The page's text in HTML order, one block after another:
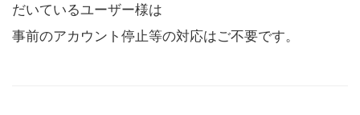
だいているユーザー様は
事前のアカウント停止等の対応はご不要です。